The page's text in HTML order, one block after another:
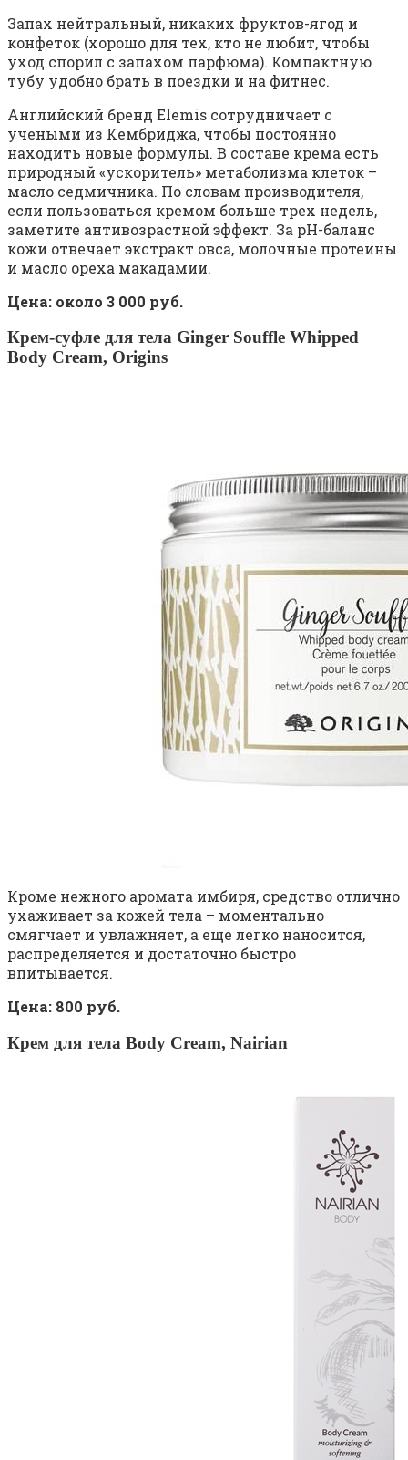
Запах нейтральный, никаких фруктов-ягод и
конфеток (хорошо для тех, кто не любит, чтобы
уход спорил с запахом парфюма). Компактную
тубу удобно брать в поездки и на фитнес.
Английский бренд Elemis сотрудничает с
учеными из Кембриджа, чтобы постоянно
находить новые формулы. В составе крема есть
природный «ускоритель» метаболизма клеток –
масло седмичника. По словам производителя,
если пользоваться кремом больше трех недель,
заметите антивозрастной эффект. За pH-баланс
кожи отвечает экстракт овса, молочные протеины
и масло ореха макадамии.
Цена: около 3 000 руб.
Крем-суфле для тела Ginger Souffle Whipped
Body Cream, Origins
Кроме нежного аромата имбиря, средство отлично
ухаживает за кожей тела – моментально
смягчает и увлажняет, а еще легко наносится,
распределяется и достаточно быстро
впитывается.
Цена: 800 руб.
Крем для тела Body Cream, Nairian